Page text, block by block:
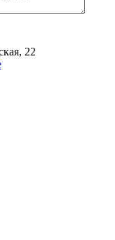
22